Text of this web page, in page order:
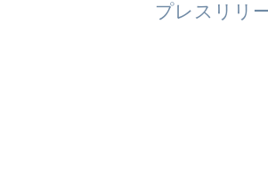
プレスリリ